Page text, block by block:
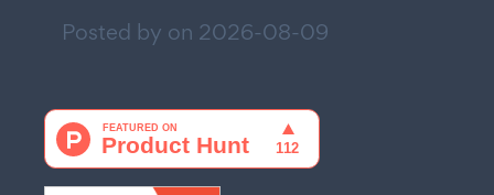
Posted by on 2026-08-09